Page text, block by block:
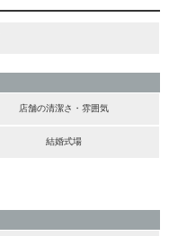
店舗の清潔さ・雰囲気
結婚式場